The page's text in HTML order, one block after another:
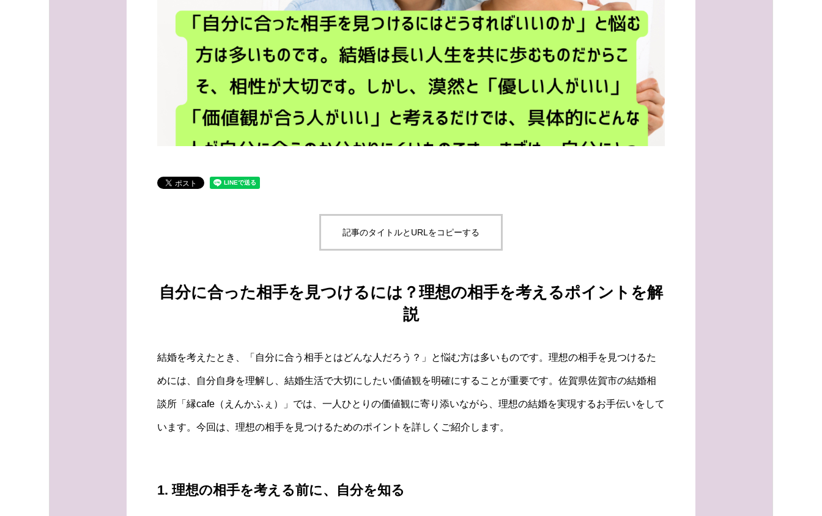
記事のタイトルとURLをコピーする
自分に合った相手を見つけるには？理想の相手を考えるポイントを解
説
結婚を考えたとき、「自分に合う相手とはどんな人だろう？」と悩む方は多いものです。理想の相手を見つけるた
めには、自分自身を理解し、結婚生活で大切にしたい価値観を明確にすることが重要です。佐賀県佐賀市の結婚相
談所「縁cafe（えんかふぇ）」では、一人ひとりの価値観に寄り添いながら、理想の結婚を実現するお手伝いをして
います。今回は、理想の相手を見つけるためのポイントを詳しくご紹介します。
1. 理想の相手を考える前に、自分を知る